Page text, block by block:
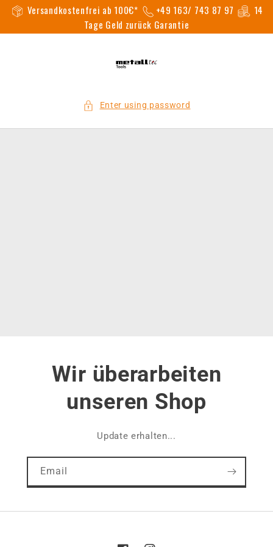
Versandkostenfrei ab 100€* +49 163/ 743 87 97
14
Tage Geld zurück Garantie
Skip to
content
Enter using password
Wir überarbeiten
unseren Shop
Update erhalten...
Email